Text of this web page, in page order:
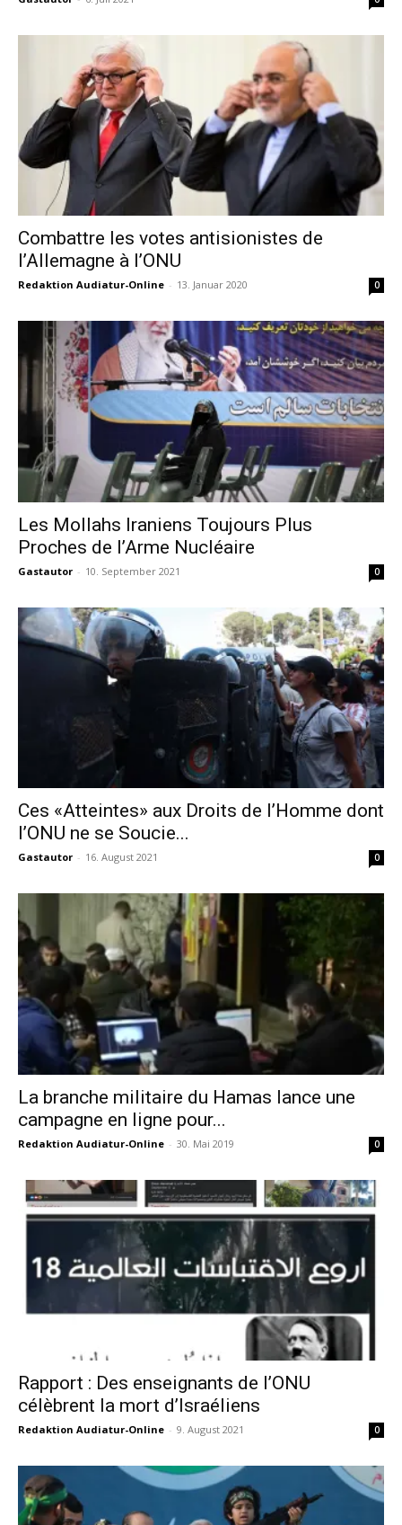
Combattre les votes antisionistes de
l’Allemagne à l’ONU
Redaktion Audiatur-Online - 13. Januar 2020 0
Les Mollahs Iraniens Toujours Plus
Proches de l’Arme Nucléaire
Gastautor - 10. September 2021 0
Ces «Atteintes» aux Droits de l’Homme dont
l’ONU ne se Soucie...
Gastautor - 16. August 2021 0
La branche militaire du Hamas lance une
campagne en ligne pour...
Redaktion Audiatur-Online - 30. Mai 2019 0
Rapport : Des enseignants de l’ONU
célèbrent la mort d’Israéliens
Redaktion Audiatur-Online - 9. August 2021 0